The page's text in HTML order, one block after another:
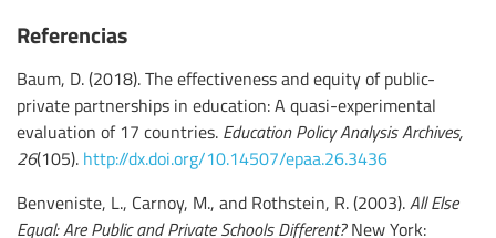
Referencias
Baum, D. (2018). The effectiveness and equity of public-
private partnerships in education: A quasi-experimental
evaluation of 17 countries. Education Policy Analysis Archives,
26(105). http://dx.doi.org/10.14507/epaa.26.3436
Benveniste, L., Carnoy, M., and Rothstein, R. (2003).All Else
Equal: Are Public and Private Schools Different?New York: